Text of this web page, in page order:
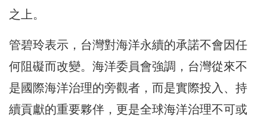
之上。
管碧玲表示，台灣對海洋永續的承諾不會因任
何阻礙而改變。海洋委員會強調，台灣從來不
是國際海洋治理的旁觀者，而是實際投入、持
續貢獻的重要夥伴，更是全球海洋治理不可或